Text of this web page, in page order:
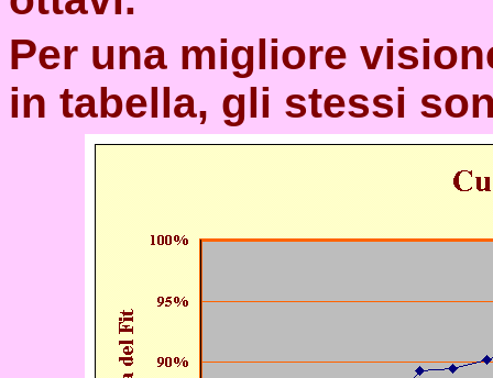
Per una migliore
in tabella, gli stessi